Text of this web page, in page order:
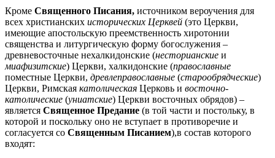
Кроме Священного Писания, источником вероучения для
всех христианских исторических Церквей (это Церкви,
имеющие апостольскую преемственность хиротонии
священства и литургическую форму богослужения –
древневосточные нехалкидонские (несторианские и
миафизитские) Церкви, халкидонские (православные
поместные Церкви, древлеправославные (старообрядческие)
Церкви, Римская католическая Церковь и восточно-
католические (униатские) Церкви восточных обрядов) –
является Священное Предание (в той части и постольку, в
которой и поскольку оно не вступает в противоречие и
согласуется со Священным Писанием),в состав которого
входят: